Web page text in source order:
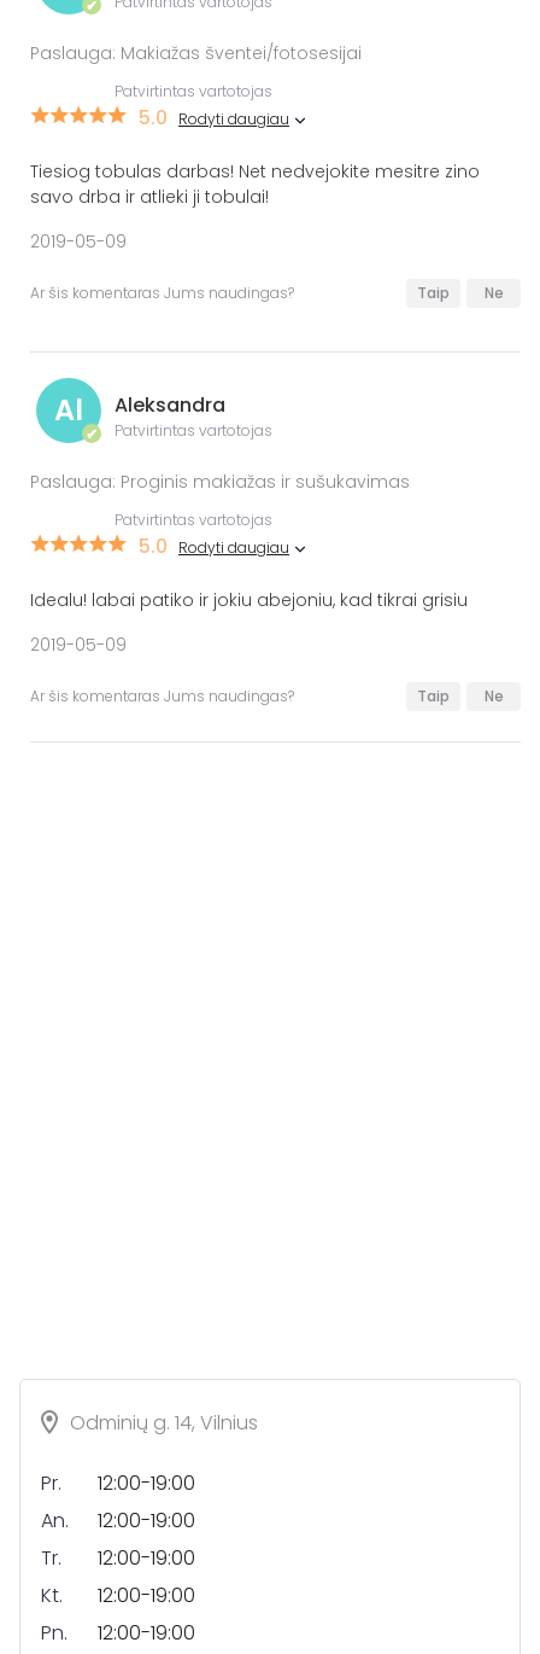
✔
Paslauga: Makiažas šventei/fotosesijai
Patvirtintas vartotojas
5.0 Rodyti daugiau
Tiesiog tobulas darbas! Net nedvejokite mesitre zino
savo drba ir atlieki ji tobulai!
2019-05-09
Ar šis komentaras Jums naudingas? Taip Ne
Al
✔
Aleksandra
Patvirtintas vartotojas
Paslauga: Proginis makiažas ir sušukavimas
Patvirtintas vartotojas
5.0 Rodyti daugiau
Idealu! labai patiko ir jokiu abejoniu, kad tikrai grisiu
2019-05-09
Ar šis komentaras Jums naudingas? Taip Ne
Odminių g. 14, Vilnius
Pr.
12:00-19:00
An.
12:00-19:00
Tr.
12:00-19:00
Kt.
12:00-19:00
Pn.
12:00-19:00